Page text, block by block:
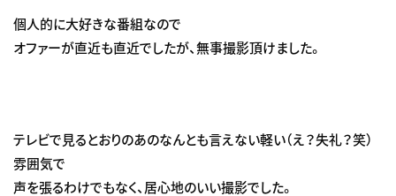
個人的に大好きな番組なので
オファーが直近も直近でしたが、無事撮影頂けました。
テレビで見るとおりのあのなんとも言えない軽い（え？失礼？笑）
雰囲気で
声を張るわけでもなく、居心地のいい撮影でした。